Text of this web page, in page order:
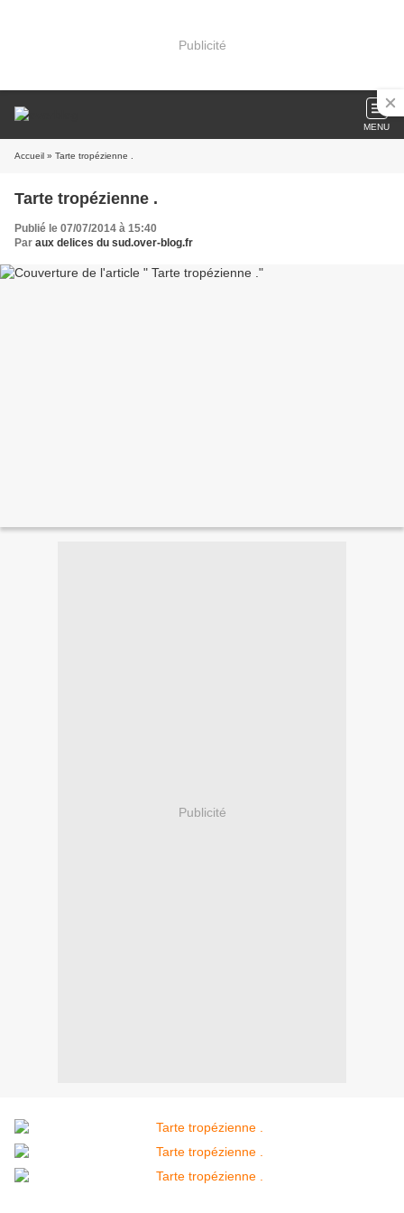
Publicité
MENU
Accueil » Tarte tropézienne .
Tarte tropézienne .
Publié le 07/07/2014 à 15:40
Par aux delices du sud.over-blog.fr
Publicité